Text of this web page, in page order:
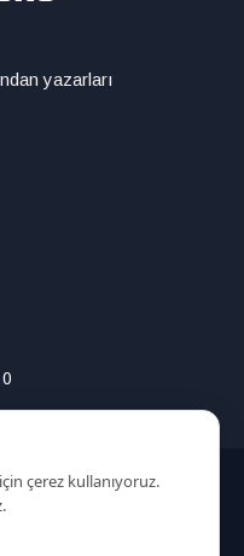
yazarları
0
çerez kullanıyoruz.